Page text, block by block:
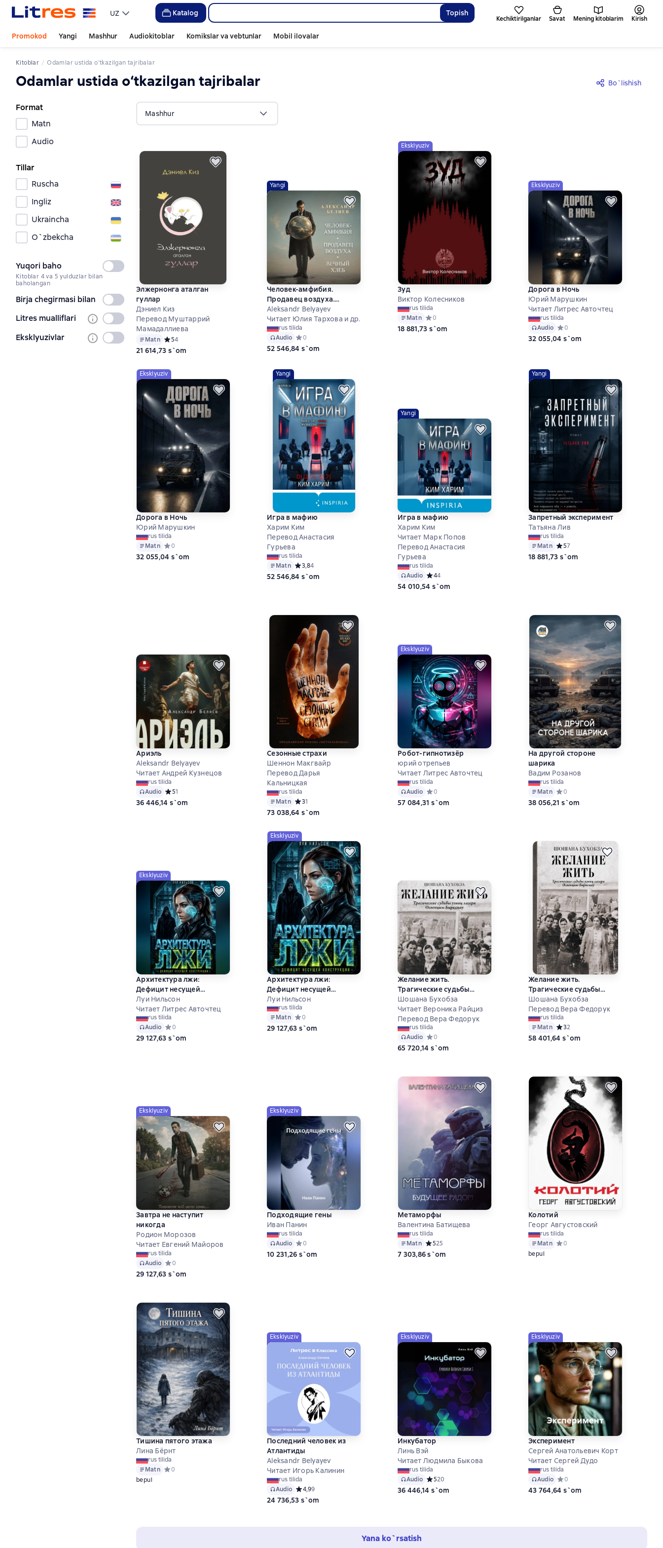
UZ Katalog Topish
Kechiktirilganlar Savat Mening kitoblarim Kirish
Promokod Yangi Mashhur Audiokitoblar Komikslar va vebtunlar Mobil ilovalar
Kitoblar Odamlar ustida o‘tkazilgan tajribalar
Odamlar ustida o‘tkazilgan tajribalar Bo`lishish
Format
Matn
Audio
Tillar
Ruscha
Ingliz
Ukraincha
O`zbekcha
Yuqori baho Tanlanmagan
Kitoblar 4 va 5 yulduzlar bilan
baholangan
Birja chegirmasi bilan
Tanlanmagan
Litres mualliflari
Tanlanmagan
Eksklyuzivlar
Tanlanmagan
Mashhur
Элжернонга аталган
гуллар
Дэниел Киз
Перевод Муштаррий
Мамадаллиева
Matn Средний рейтинг 5 на основе 4 оценок
54
21 614,73 s`om
Yangi
Человек-амфибия.
Продавец воздуха.
Вечный хлеб
Aleksandr Belyayev
Читает Юлия Тархова и др.
rus tilida
Audio Средний рейтинг 0 на основе 0 оценок
0
52 546,84 s`om
Eksklyuziv
Зуд
Виктор Колесников
rus tilida
Matn Средний рейтинг 0 на основе 0 оценок
0
18 881,73 s`om
Eksklyuziv
Дорога в Ночь
Юрий Марушкин
Читает Литрес Авточтец
rus tilida
Audio Средний рейтинг 0 на основе 0
0
32 055,04 s`om
Eksklyuziv
Дорога в Ночь
Юрий Марушкин
rus tilida
Matn Средний рейтинг 0 на основе 0 оценок
0
32 055,04 s`om
Yangi
Игра в мафию
Харим Ким
Перевод Анастасия
Гурьева
rus tilida
Matn Средний рейтинг 3,8 на основе 4 оценок
3,84
52 546,84 s`om
Yangi
Игра в мафию
Харим Ким
Читает Марк Попов
Перевод Анастасия
Гурьева
rus tilida
Audio Средний рейтинг 4 на основе 4 оценок
44
54 010,54 s`om
Yangi
Запретный эксперимент
Татьяна Лив
rus tilida
Matn Средний рейтинг 5 на основе 7
57
18 881,73 s`om
Ариэль
Aleksandr Belyayev
Читает Андрей Кузнецов
rus tilida
Audio Средний рейтинг 5 на основе 1 оценок
51
36 446,14 s`om
Сезонные страхи
Шеннон Макгвайр
Перевод Дарья
Кальницкая
rus tilida
Matn Средний рейтинг 3 на основе 1 оценок
31
73 038,64 s`om
Eksklyuziv
Робот-гипнотизёр
юрий отрепьев
Читает Литрес Авточтец
rus tilida
Audio Средний рейтинг 0 на основе 0 оценок
0
57 084,31 s`om
На другой стороне
шарика
Вадим Розанов
rus tilida
Matn Средний рейтинг 0 на основе 0
0
38 056,21 s`om
Eksklyuziv
Архитектура лжи:
Дефицит несущей
конструкции
Луи Нильсон
Читает Литрес Авточтец
rus tilida
Audio Средний рейтинг 0 на основе 0 оценок
0
29 127,63 s`om
Eksklyuziv
Архитектура лжи:
Дефицит несущей
конструкции
Луи Нильсон
rus tilida
Matn Средний рейтинг 0 на основе 0 оценок
0
29 127,63 s`om
Желание жить.
Трагические судьбы
узниц лагеря Освенцим-
Биркенау
Шошана Бухобза
Читает Вероника Райциз
Перевод Вера Федорук
rus tilida
Audio Средний рейтинг 0 на основе 0 оценок
0
65 720,14 s`om
Желание жить.
Трагические судьбы
узниц лагеря Освенцим-
Биркенау
Шошана Бухобза
Перевод Вера Федорук
rus tilida
Matn Средний рейтинг 3 на основе 2
32
58 401,64 s`om
Eksklyuziv
Завтра не наступит
никогда
Родион Морозов
Читает Евгений Майоров
rus tilida
Audio Средний рейтинг 0 на основе 0 оценок
0
29 127,63 s`om
Eksklyuziv
Подходящие гены
Иван Панин
rus tilida
Audio Средний рейтинг 0 на основе 0 оценок
0
10 231,26 s`om
Метаморфы
Валентина Батищева
rus tilida
Matn Средний рейтинг 5 на основе 25 оценок
525
7 303,86 s`om
Колотий
Георг Августовский
rus tilida
Matn Средний рейтинг 0 на основе 0
0
bepul
Тишина пятого этажа
Лина Бёрнт
rus tilida
Matn Средний рейтинг 0 на основе 0 оценок
0
bepul
Eksklyuziv
Последний человек из
Атлантиды
Aleksandr Belyayev
Читает Игорь Калинин
rus tilida
Audio Средний рейтинг 4,9 на основе 9 оценок
4,99
24 736,53 s`om
Eksklyuziv
Инкубатор
Линь Вэй
Читает Людмила Быкова
rus tilida
Audio Средний рейтинг 5 на основе 20 оценок
520
36 446,14 s`om
Eksklyuziv
Эксперимент
Сергей Анатольевич Корт
Читает Сергей Дудо
rus tilida
Audio Средний рейтинг 0 на основе 0
0
43 764,64 s`om
Yana ko`rsatish